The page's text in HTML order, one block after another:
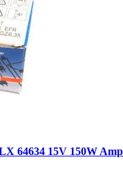
64634 15V 150W